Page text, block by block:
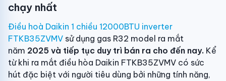
chạy nhất
Điều hoà Daikin 1 chiều 12000BTU inverter
FTKB35ZVMV sử dụng gas R32 model ra mắt
năm 2025 và tiếp tục duy trì bán ra cho đến nay. Kể
từ khi ra mắt điều hòa Daikin FTKB35ZVMV có sức
hút đặc biệt với người tiêu dùng bởi những tính năng,